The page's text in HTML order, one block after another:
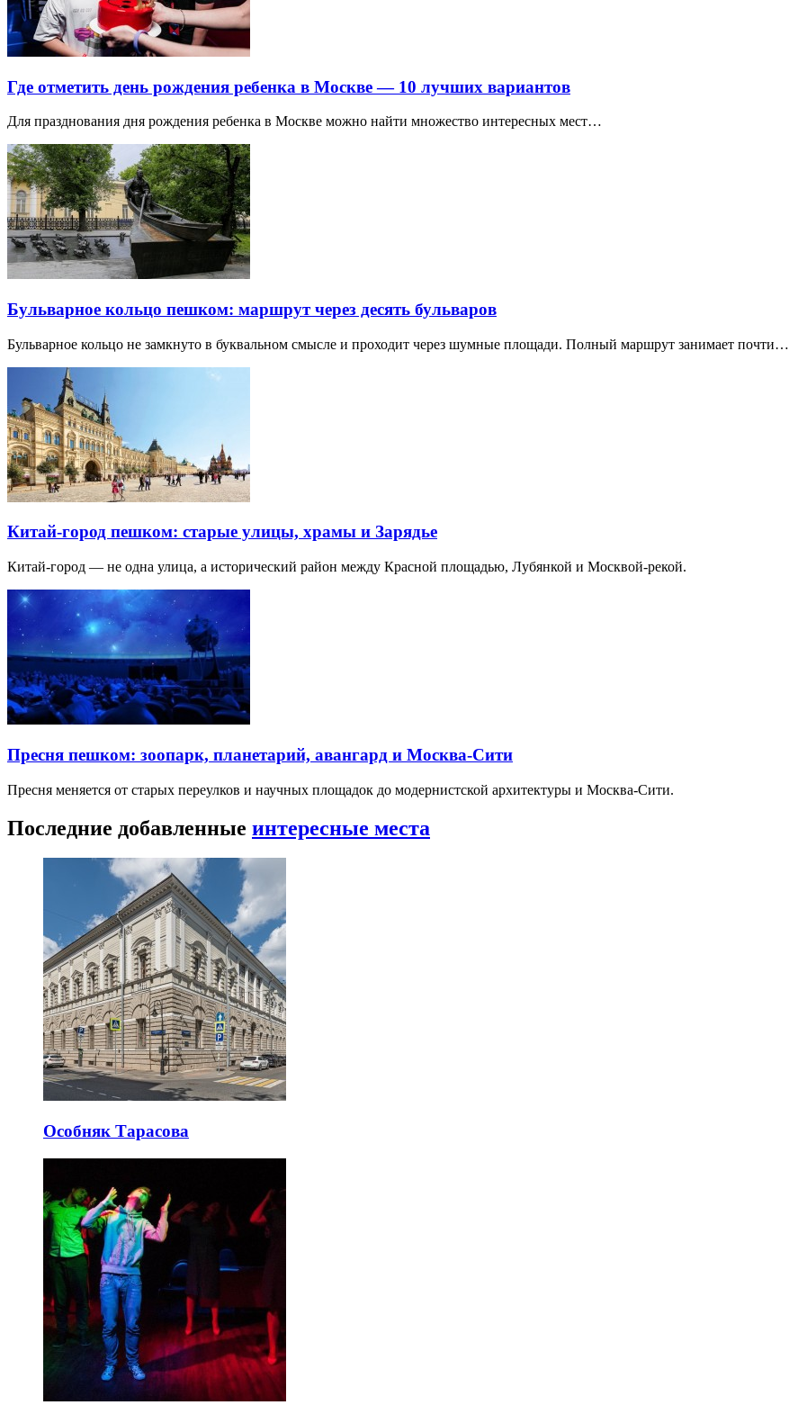
Где отметить день рождения ребенка в Москве — 10 лучших вариантов
Для празднования дня рождения ребенка в Москве можно найти множество интересных мест…
Бульварное кольцо пешком: маршрут через десять бульваров
Бульварное кольцо не замкнуто в буквальном смысле и проходит через шумные площади. Полный маршрут занимает почти…
Китай-город пешком: старые улицы, храмы и Зарядье
Китай-город — не одна улица, а исторический район между Красной площадью, Лубянкой и Москвой-рекой.
Пресня пешком: зоопарк, планетарий, авангард и Москва-Сити
Пресня меняется от старых переулков и научных площадок до модернистской архитектуры и Москва-Сити.
Последние добавленные интересные места
Особняк Тарасова